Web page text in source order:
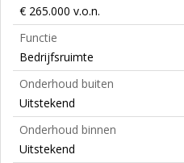
€ 265.000 v.o.n.
Functie
Bedrijfsruimte
Onderhoud buiten
Uitstekend
Onderhoud binnen
Uitstekend